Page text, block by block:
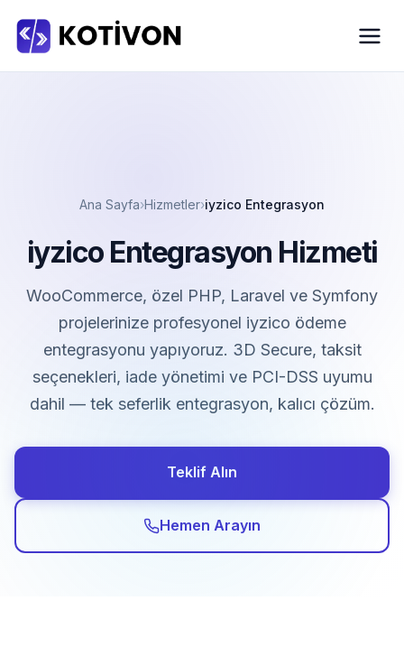
Ana Sayfa Hizmetler iyzico Entegrasyon
iyzico Entegrasyon Hizmeti
WooCommerce, özel PHP, Laravel ve Symfony
projelerinize profesyonel iyzico ödeme
entegrasyonu yapıyoruz. 3D Secure, taksit
seçenekleri, iade yönetimi ve PCI-DSS uyumu
dahil — tek seferlik entegrasyon, kalıcı çözüm.
Teklif Alın
Hemen Arayın